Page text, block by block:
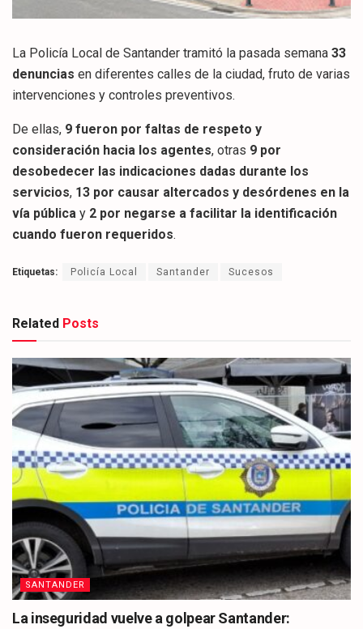
La Policía Local de Santander tramitó la pasada semana 33
denuncias en diferentes calles de la ciudad, fruto de varias
intervenciones y controles preventivos.
De ellas, 9 fueron por faltas de respeto y
consideración hacia los agentes, otras 9 por
desobedecer las indicaciones dadas durante los
servicios, 13 por causar altercados y desórdenes en la
vía pública y 2 por negarse a facilitar la identificación
cuando fueron requeridos.
Etiquetas: Policía Local Santander Sucesos
Related Posts
SANTANDER
La inseguridad vuelve a golpear Santander: